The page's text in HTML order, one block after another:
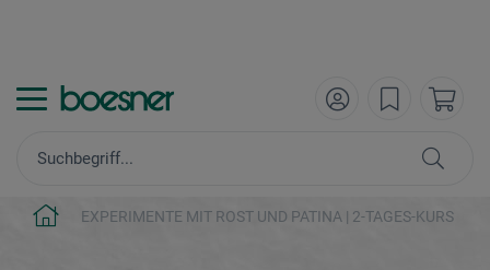
EXPERIMENTE MIT ROST UND PATINA | 2-TAGES-KURS